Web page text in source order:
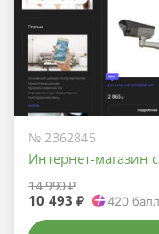
№ 2362845
Интернет-магазин
14 990 ₽
10 493 ₽ 420